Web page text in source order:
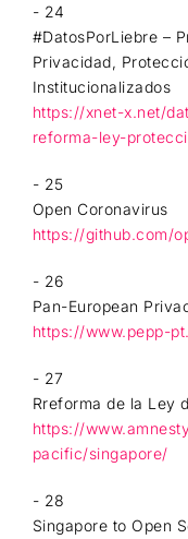
- 24
#DatosPorLiebre –
Privacidad,
Institucionalizados
https://xnet-x.net/
reforma-ley-
- 25
Open Coronavirus
https://github.com/
- 26
Pan-European
https://www.pepp-
- 27
Rreforma de la Ley
https://
pacific/singapore/
- 28
Singapore to Open